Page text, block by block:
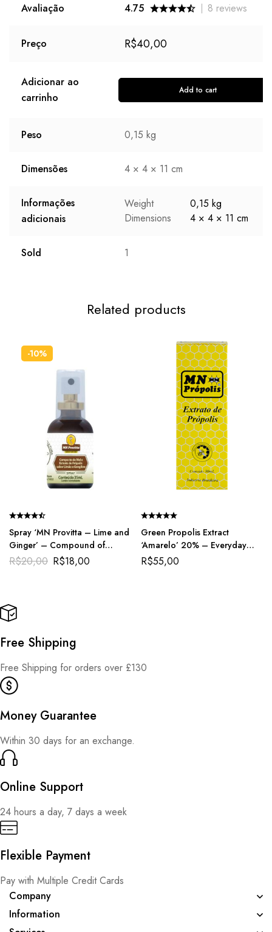
Avaliação 4.75 8 reviews
Preço R$40,00
Adicionar ao
carrinho
Add to cart
Peso 0,15 kg
Dimensões 4 × 4 × 11 cm
Informações
adicionais
Weight
0,15 kg
Dimensions
4 × 4 × 11 cm
Sold 1
Related products
-10%
Spray ‘MN Provitta – Lime and
Ginger’ – Compound of
Honey and Green Propolis
Extract for Natural Throat
R$20,00 R$18,00
Green Propolis Extract
‘Amarelo’ 20% – Everyday
immunity
R$55,00
Free Shipping
Free Shipping for orders over £130
Money Guarantee
Within 30 days for an exchange.
Online Support
24 hours a day, 7 days a week
Flexible Payment
Pay with Multiple Credit Cards
Company
Information